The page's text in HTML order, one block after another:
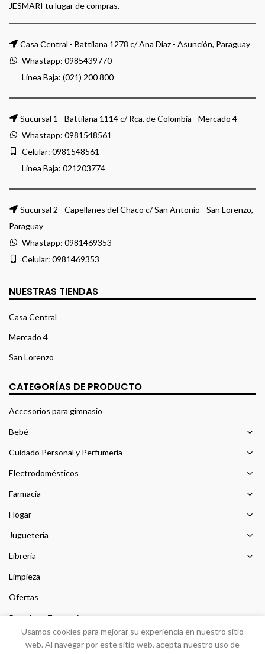
JESMARI tu lugar de compras.
Casa Central - Battilana 1278 c/ Ana Diaz - Asunción, Paraguay
Whastapp: 0985439770
Linea Baja: (021) 200 800
Sucursal 1 - Battilana 1114 c/ Rca. de Colombia - Mercado 4
Whastapp: 0981548561
Celular: 0981548561
Linea Baja: 021203774
Sucursal 2 - Capellanes del Chaco c/ San Antonio - San Lorenzo,
Paraguay
Whastapp: 0981469353
Celular: 0981469353
NUESTRAS TIENDAS
Casa Central
Mercado 4
San Lorenzo
CATEGORÍAS DE PRODUCTO
Accesorios para gimnasio
Bebé
Cuidado Personal y Perfumería
Electrodomésticos
Farmacia
Hogar
Jugueteria
Libreria
Limpieza
Ofertas
Prendas y Zapateria
Usamos cookies para mejorar su experiencia en nuestro sitio
web. Al navegar por este sitio web, acepta nuestro uso de